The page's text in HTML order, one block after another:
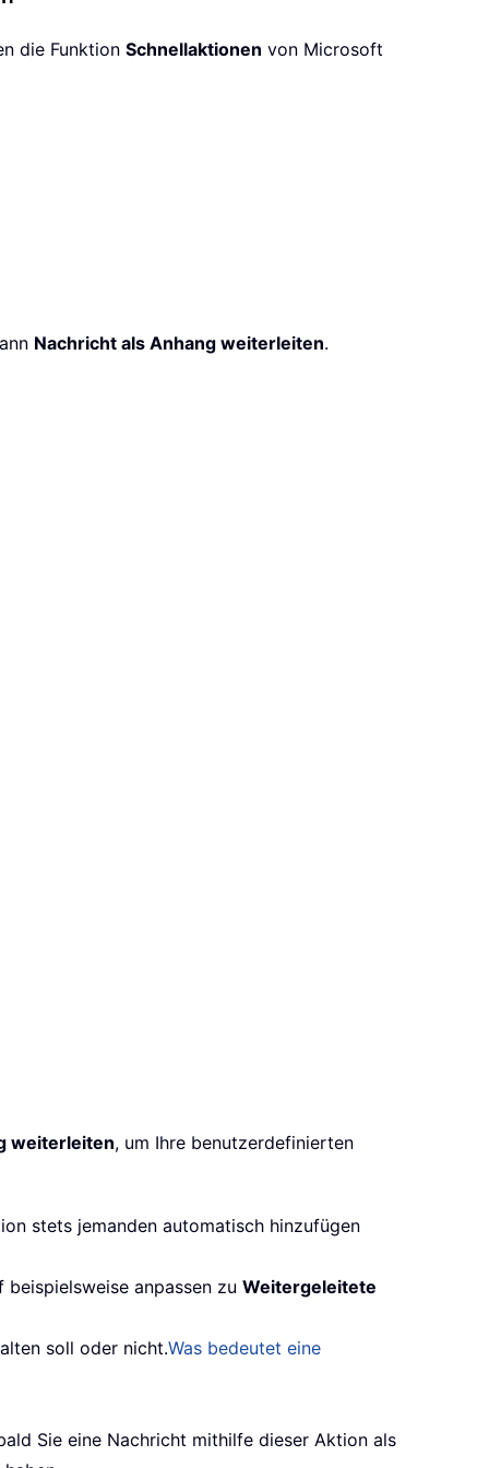
die Funktion Schnellaktionen von Microsoft
Nachricht als Anhang weiterleiten.
weiterleiten, um Ihre benutzerdefinierten
stets jemanden automatisch hinzufügen
anpassen zu Weitergeleitete
soll oder nicht.Was bedeutet eine
Sie eine Nachricht mithilfe dieser Aktion als